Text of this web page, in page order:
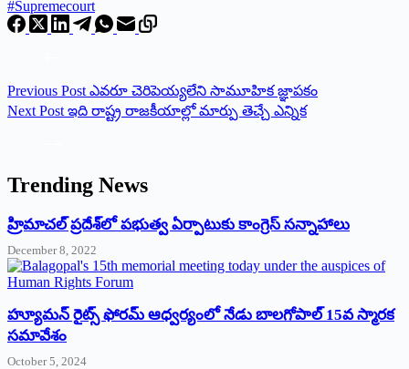
#Supremecourt
Previous Post ఎవరూ చెరిపెయ్యలేని సామూహిక జ్ఞాపకం
Next Post ఇది రాష్ట్ర రాజకీయాల్లో మార్పు తెచ్చే ఎన్నిక
Trending News
‌హ్రిమాచల్‌ ‌ప్రదేశ్‌లో పభుత్వ ఏర్పాటుకు కాంగ్రెస్‌ ‌సన్నాహాలు
December 8, 2022
హ్యూమన్‌ రైట్స్‌ ఫోరమ్‌ ఆధ్వర్యంలో నేడు బాలగోపాల్‌ 15వ స్మారక
సమావేశం
October 5, 2024